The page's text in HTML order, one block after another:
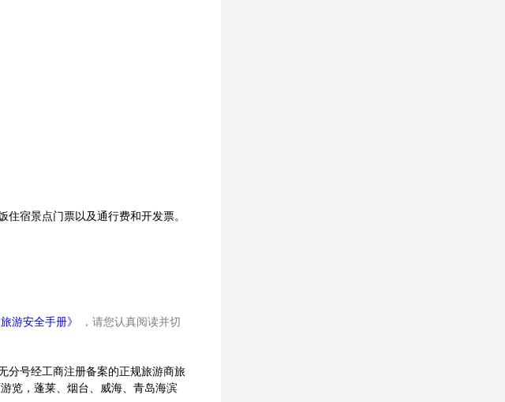
宿景点门票以及通行费和开发票。
游安全手册》
，请您认真阅读并切
分号经工商注册备案的正规旅游商旅
览，蓬莱、烟台、威海、青岛海滨